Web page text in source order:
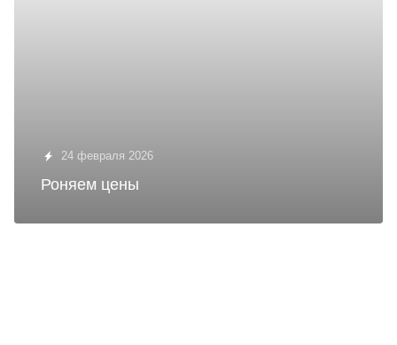
24 февраля 2026
Роняем цены